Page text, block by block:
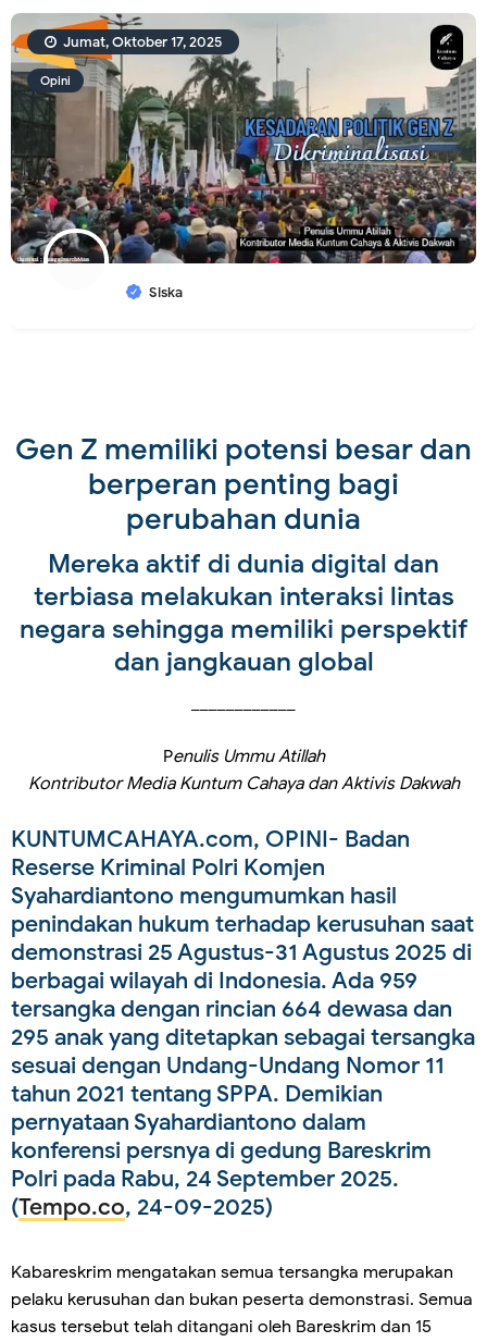
Opini
Siska
Jumat, Oktober 17, 2025
Gen Z memiliki potensi besar dan
berperan penting bagi
perubahan dunia
Mereka aktif di dunia digital dan
terbiasa melakukan interaksi lintas
negara sehingga memiliki perspektif
dan jangkauan global
Penulis Ummu Atillah
Kontributor Media Kuntum Cahaya dan Aktivis Dakwah
KUNTUMCAHAYA.com, OPINI- Badan
Reserse Kriminal Polri Komjen
Syahardiantono mengumumkan hasil
penindakan hukum terhadap kerusuhan saat
demonstrasi 25 Agustus-31 Agustus 2025 di
berbagai wilayah di Indonesia. Ada 959
tersangka dengan rincian 664 dewasa dan
295 anak yang ditetapkan sebagai tersangka
sesuai dengan Undang-Undang Nomor 11
tahun 2021 tentang SPPA. Demikian
pernyataan Syahardiantono dalam
konferensi persnya di gedung Bareskrim
Polri pada Rabu, 24 September 2025.
(Tempo.co, 24-09-2025)
Kabareskrim mengatakan semua tersangka merupakan
pelaku kerusuhan dan bukan peserta demonstrasi. Semua
kasus tersebut telah ditangani oleh Bareskrim dan 15